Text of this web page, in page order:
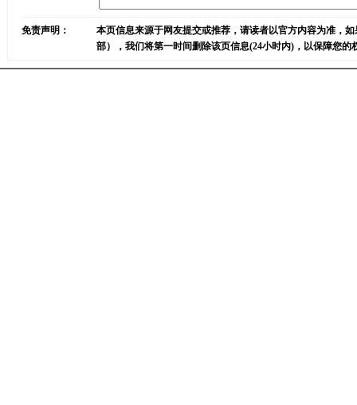
免责声明：
本页信息来源于网友提交或推荐，请读者以官方内容为准，
部），我们将第一时间删除该页信息(24小时内)，以保障您的